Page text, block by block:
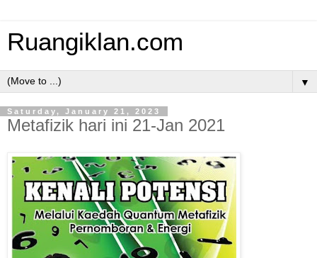
Ruangiklan.com
▼
Saturday, January 21, 2023
Metafizik hari ini 21-Jan 2021